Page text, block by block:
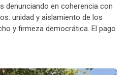
denunciando en coherencia con
unidad y aislamiento de los
y firmeza democrática. El pago